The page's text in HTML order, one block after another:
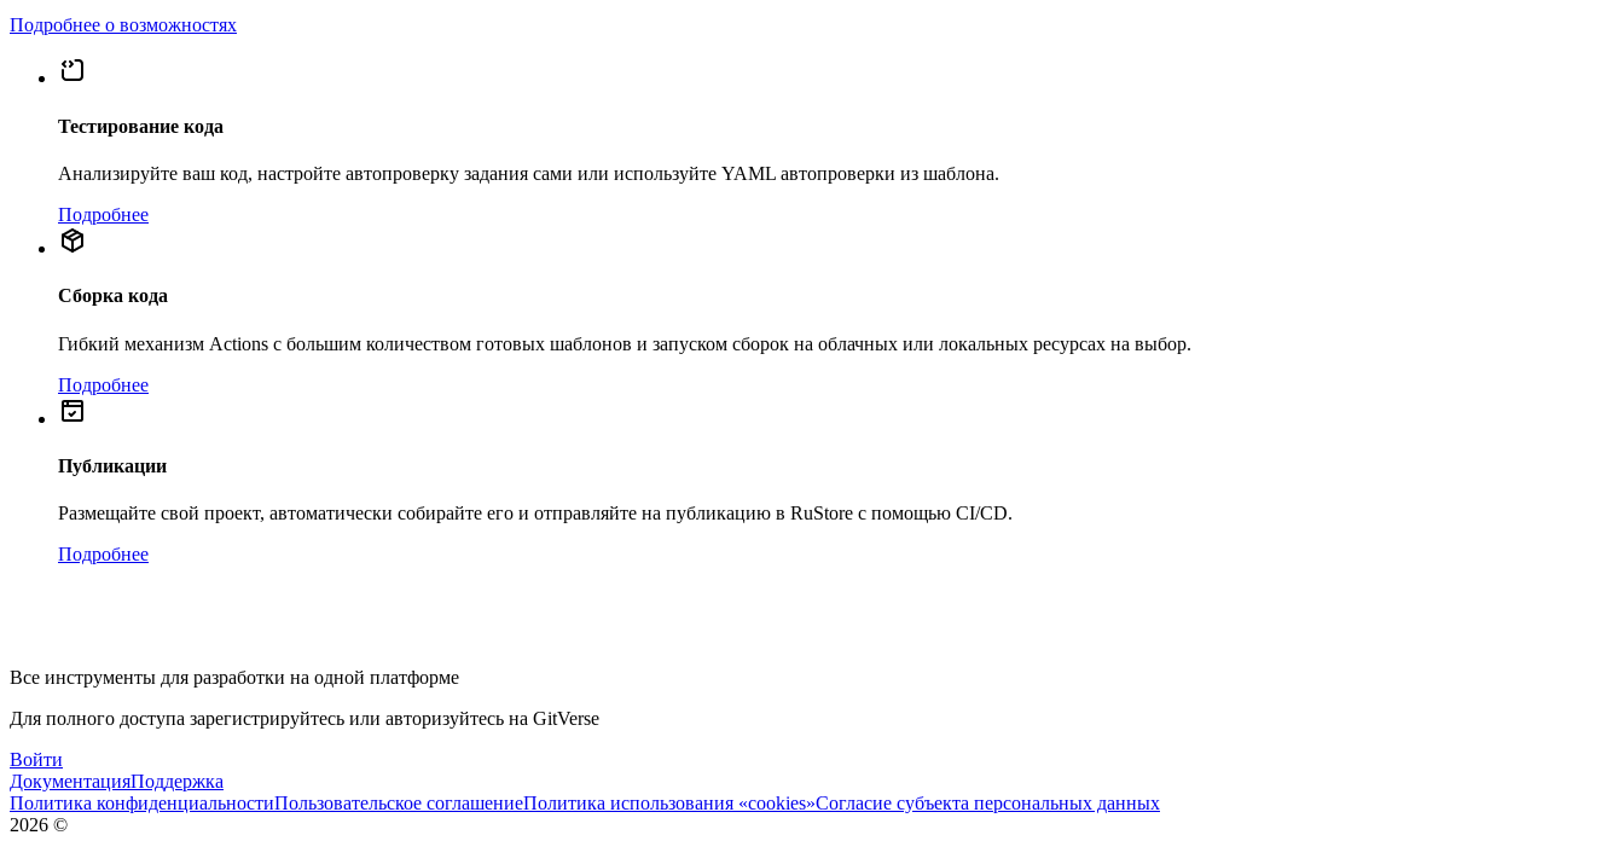
Подробнее о возможностях
Тестирование кода
Анализируйте ваш код, настройте автопроверку задания сами или используйте YAML автопроверки из шаблона.
Подробнее
Сборка кода
Гибкий механизм Actions с большим количеством готовых шаблонов и запуском сборок на облачных или локальных ресурсах на выбор.
Подробнее
Публикации
Размещайте свой проект, автоматически собирайте его и отправляйте на публикацию в RuStore с помощью CI/CD.
Подробнее
Все инструменты для разработки на одной платформе
Для полного доступа зарегистрируйтесь или авторизуйтесь на GitVerse
Войти
ДокументацияПоддержка
Политика конфиденциальностиПользовательское соглашениеПолитика использования «cookies»Согласие субъекта персональных данных
2026 ©